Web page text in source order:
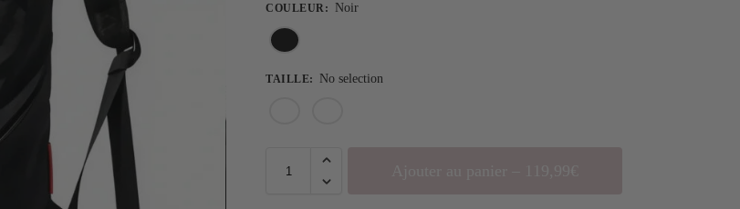
COULEUR: Noir
TAILLE: No selection